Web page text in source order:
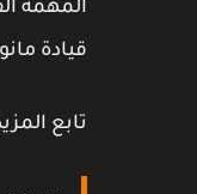
قيادة
تابع